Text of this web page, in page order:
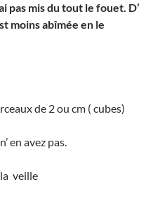
pas mis du tout le fouet. D’
moins abîmée en le
de 2 ou cm ( cubes)
en avez pas.
veille